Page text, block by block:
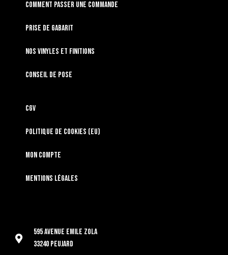
Comment passer une commande
Prise de gabarit
Nos vinyles et finitions
Conseil de pose
CGV
Politique de cookies (EU)
Mon compte
Mentions légales
595 Avenue Emile Zola
33240 Peujard